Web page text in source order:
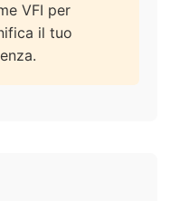
VFI per
il tuo